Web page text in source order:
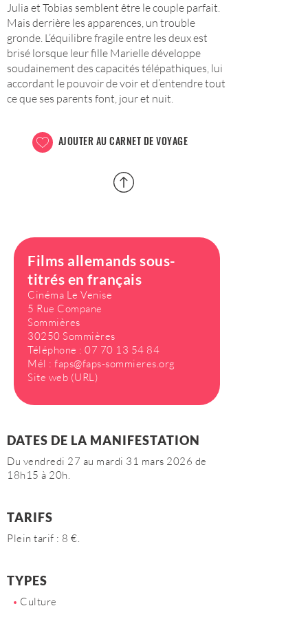
Julia et Tobias semblent être le couple parfait.
Mais derrière les apparences, un trouble
gronde. L’équilibre fragile entre les deux est
brisé lorsque leur fille Marielle développe
soudainement des capacités télépathiques, lui
accordant le pouvoir de voir et d’entendre tout
ce que ses parents font, jour et nuit.
AJOUTER AU CARNET DE VOYAGE
Films allemands sous-
titrés en français
Cinéma Le Venise
5 Rue Compane
Sommières
30250 Sommières
Téléphone : 07 70 13 54 84
Mél : faps@faps-sommieres.org
Site web (URL)
DATES DE LA MANIFESTATION
Du vendredi 27 au mardi 31 mars 2026 de
18h15 à 20h.
TARIFS
Plein tarif : 8 €.
TYPES
Culture